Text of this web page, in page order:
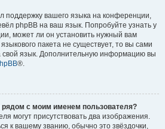
поддержку вашего языка на конференции,
phpBB на ваш язык. Попробуйте узнать у
может ли он установить нужный вам
пакета не существует, то вы сами
свой язык. Дополнительную информацию вы
®.
рядом с моим именем пользователя?
могут присутствовать два изображения.
к вашему званию, обычно это звёздочки,